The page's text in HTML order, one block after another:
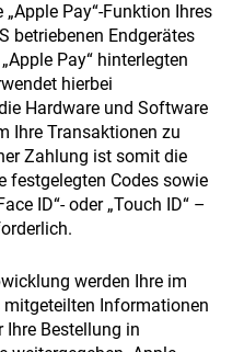
Pay“-Funktion Ihres
betriebenen Endgerätes
Pay“ hinterlegten
hierbei
Hardware und Software
Ihre Transaktionen zu
Zahlung ist somit die
festgelegten Codes sowie
ID“- oder „Touch ID“ –
werden Ihre im
mitgeteilten Informationen
Bestellung in